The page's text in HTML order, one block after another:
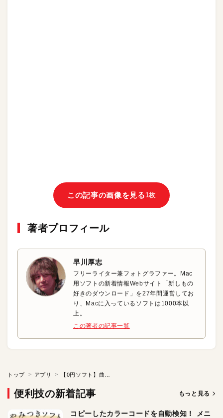
この記事の画像を見る 1枚
著者プロフィール
早川厚志
フリーライター兼フォトグラファー。Mac
用ソフトの新着情報Webサイト「新しもの
好きのダウンロード」を27年間運営してお
り、Macに入っているソフトは1000本以
上。
この著者の記事一覧
トップ アプリ
便利技の新着記事 もっと見る
コピーしたカラーコードを自動検知！ メニ